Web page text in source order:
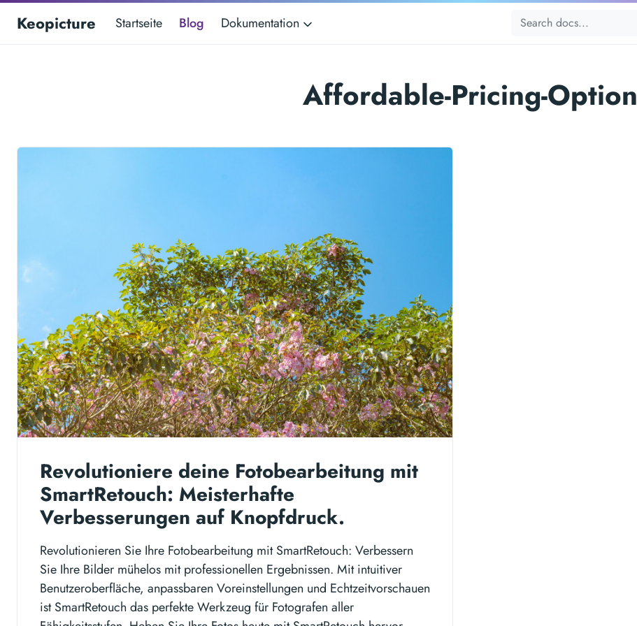
Keopicture Startseite Blog Dokumentation
Affordable-Pricing-Option
Revolutioniere deine Fotobearbeitung mit
SmartRetouch: Meisterhafte
Verbesserungen auf Knopfdruck.
Revolutionieren Sie Ihre Fotobearbeitung mit SmartRetouch: Verbessern
Sie Ihre Bilder mühelos mit professionellen Ergebnissen. Mit intuitiver
Benutzeroberfläche, anpassbaren Voreinstellungen und Echtzeitvorschauen
ist SmartRetouch das perfekte Werkzeug für Fotografen aller